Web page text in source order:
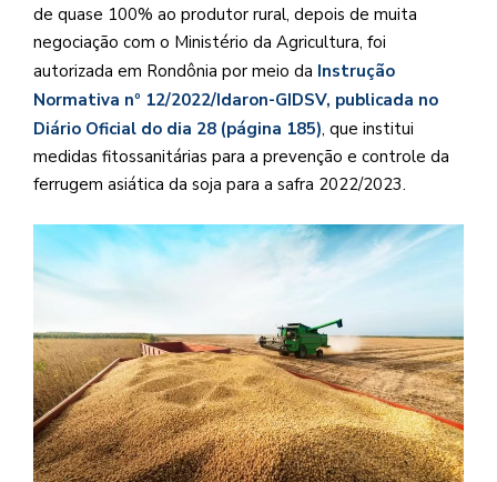
de quase 100% ao produtor rural, depois de muita
negociação com o Ministério da Agricultura, foi
autorizada em Rondônia por meio da Instrução
Normativa nº 12/2022/Idaron-GIDSV, publicada no
Diário Oficial do dia 28 (página 185), que institui
medidas fitossanitárias para a prevenção e controle da
ferrugem asiática da soja para a safra 2022/2023.